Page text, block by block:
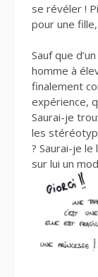
se révéler !
pour une
Sauf que
homme à
finalement
expérience,
Saurai-je
les
? Saurai-je
sur lui un